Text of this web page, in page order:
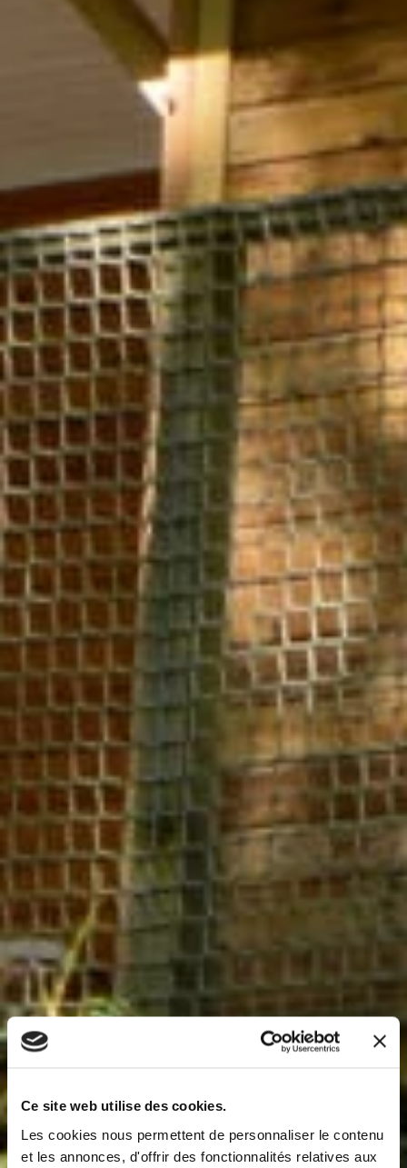
Ce site web utilise des cookies.
Les cookies nous permettent de personnaliser le contenu
et les annonces, d'offrir des fonctionnalités relatives aux